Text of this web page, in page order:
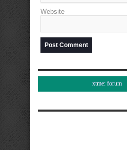
Website
xtme: forum